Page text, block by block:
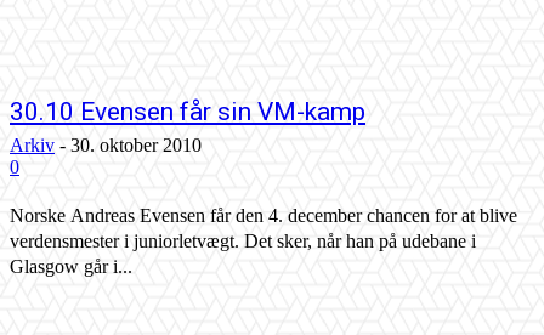
30.10 Evensen får sin VM-kamp
Arkiv - 30. oktober 2010
0
Norske Andreas Evensen får den 4. december chancen for at blive
verdensmester i juniorletvægt. Det sker, når han på udebane i
Glasgow går i...